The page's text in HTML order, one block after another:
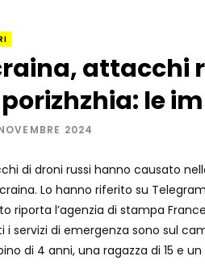
attacchi
le
2024
di droni russi hanno causato
Lo hanno riferito su
riporta l’agenzia di stampa
i servizi di emergenza sono sul
di 4 anni, una ragazza di 15 e un